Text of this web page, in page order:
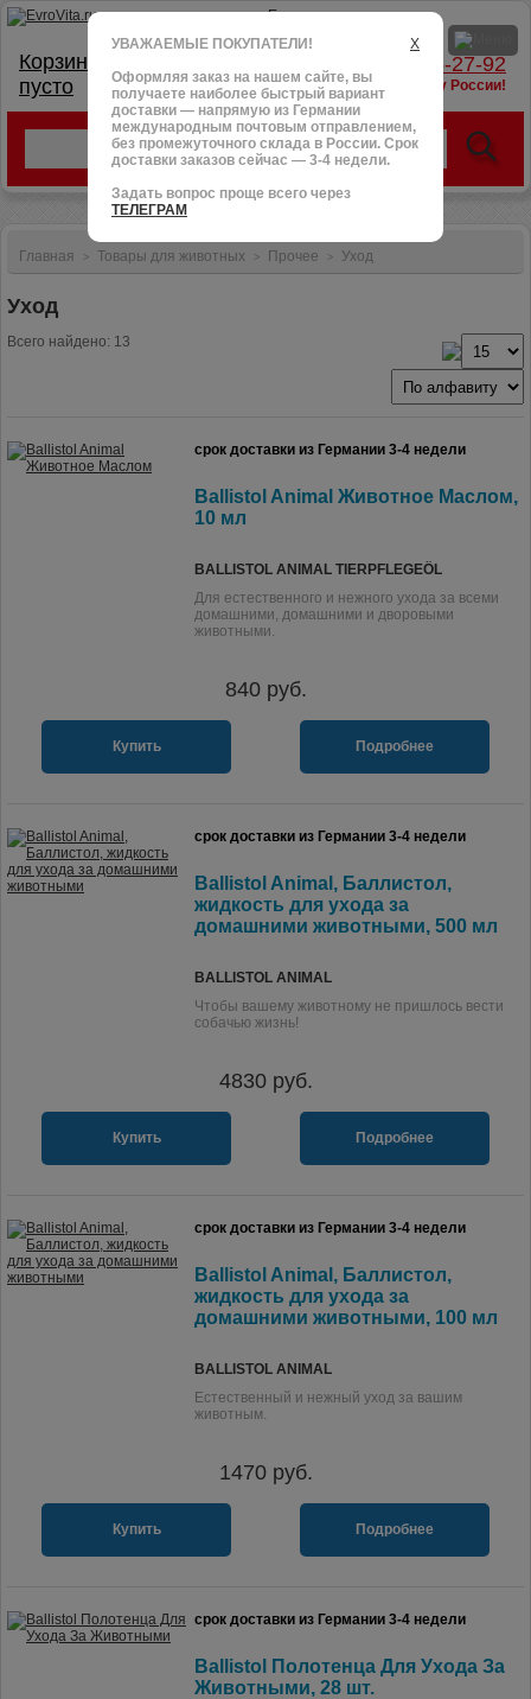
тел.: +7 (966) 095-27-92
доставим в любую точку России!
Корзина:
пусто
X
УВАЖАЕМЫЕ ПОКУПАТЕЛИ!
Оформляя заказ на нашем сайте, вы
получаете наиболее быстрый вариант
доставки — напрямую из Германии
международным почтовым отправлением,
без промежуточного склада в России. Срок
доставки заказов сейчас — 3-4 недели.
Задать вопрос проще всего через
ТЕЛЕГРАМ
Главная > Товары для животных > Прочее > Уход
Уход
Всего найдено: 13
срок доставки из Германии 3-4 недели
Ballistol Animal Животное Маслом,
10 мл
BALLISTOL ANIMAL TIERPFLEGEÖL
Для естественного и нежного ухода за всеми
домашними, домашними и дворовыми
животными.
840руб.
Купить Подробнее
срок доставки из Германии 3-4 недели
Ballistol Animal, Баллистол,
жидкость для ухода за
домашними животными, 500 мл
BALLISTOL ANIMAL
Чтобы вашему животному не пришлось вести
собачью жизнь!
4830руб.
Купить Подробнее
срок доставки из Германии 3-4 недели
Ballistol Animal, Баллистол,
жидкость для ухода за
домашними животными, 100 мл
BALLISTOL ANIMAL
Естественный и нежный уход за вашим
животным.
1470руб.
Купить Подробнее
срок доставки из Германии 3-4 недели
Ballistol Полотенца Для Ухода За
Животными, 28 шт.